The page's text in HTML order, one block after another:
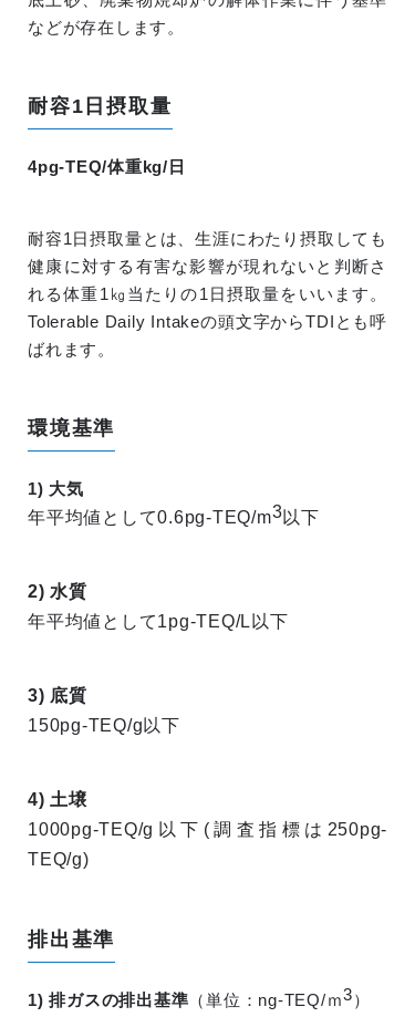
などが存在します。
耐容1日摂取量
4pg-TEQ/体重kg/日
耐容1日摂取量とは、生涯にわたり摂取しても
健康に対する有害な影響が現れないと判断さ
れる体重1㎏当たりの1日摂取量をいいます。
Tolerable Daily Intakeの頭文字からTDIとも呼
ばれます。
環境基準
1) 大気
年平均値として0.6pg-TEQ/m3以下
2) 水質
年平均値として1pg-TEQ/L以下
3) 底質
150pg-TEQ/g以下
4) 土壌
1000pg-TEQ/g以下(調査指標は250pg-
TEQ/g)
排出基準
1) 排ガスの排出基準 （単位：ng-TEQ/ｍ3）